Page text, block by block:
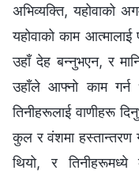
अभिव्यक्ति, यहोवाको
यहोवाको काम आत्मालाई
उहाँ देह बन्नुभएन, र
उहाँले आफ्नो काम गर्न
तिनीहरूलाई वाणीहरू
कुल र वंशमा हस्तान्तरण
थियो, र